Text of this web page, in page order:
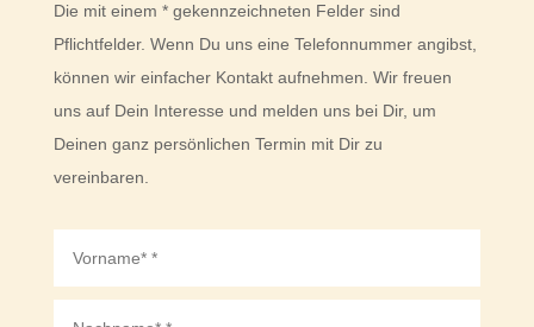
Die mit einem * gekennzeichneten Felder sind
Pflichtfelder. Wenn Du uns eine Telefonnummer angibst,
können wir einfacher Kontakt aufnehmen. Wir freuen
uns auf Dein Interesse und melden uns bei Dir, um
Deinen ganz persönlichen Termin mit Dir zu
vereinbaren.